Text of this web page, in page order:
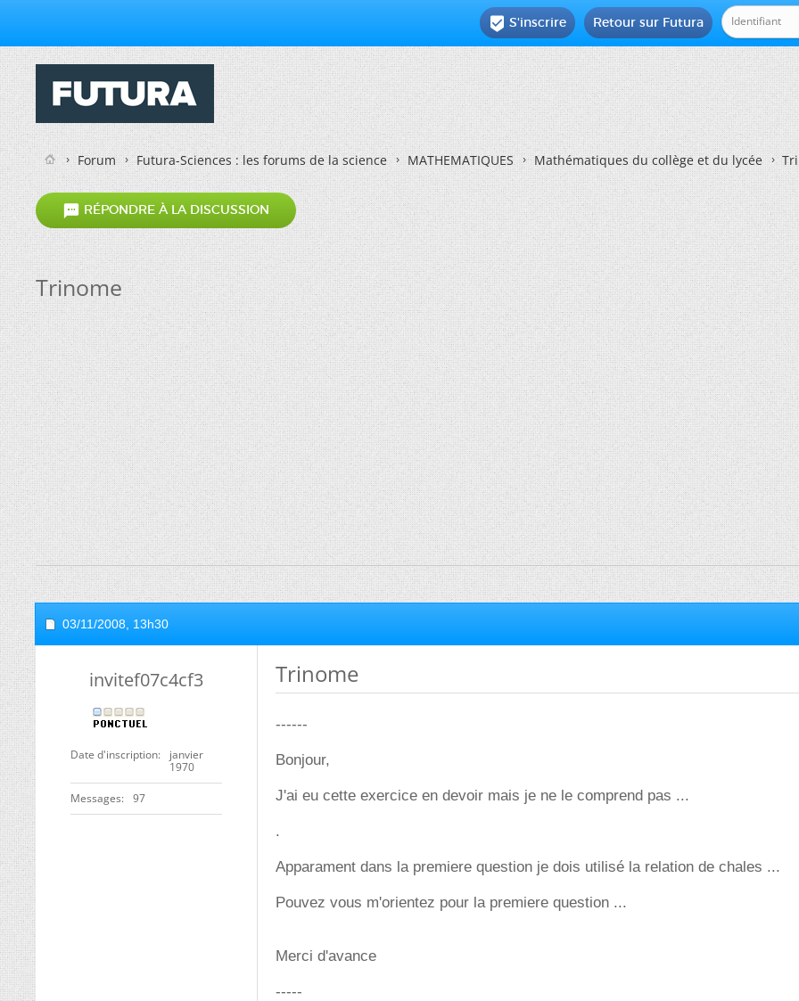
Retour sur Futura
 S'inscrire
Forum Futura-Sciences : les forums de la science MATHEMATIQUES Mathématiques du collège et du lycée
 RÉPONDRE À LA DISCUSSION
Trinome
03/11/2008, 13h30
invitef07c4cf3
Date d'inscription
janvier
1970
Messages 97
Trinome
------
Bonjour,
J'ai eu cette exercice en devoir mais je ne le comprend pas ...
.
Apparament dans la premiere question je dois utilisé la relation de chales ...
Pouvez vous m'orientez pour la premiere question ...
Merci d'avance
-----